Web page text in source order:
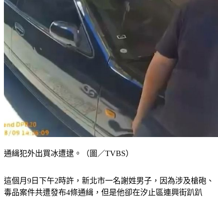
通緝犯外出買冰遭逮。（圖／TVBS）
這個月9日下午2時許，新北市一名謝姓男子，因為涉及槍砲、
毒品案件共遭發布4條通緝，但是他卻在汐止區連興街趴趴